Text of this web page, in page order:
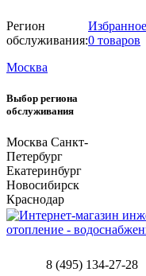
Регион
обслуживания:
Москва
Выбор региона
обслуживания
Москва Санкт-
Петербург
Екатеринбург
Новосибирск
Краснодар
Избранное
0 товаров
отопление -
8 (495) 134-27-28